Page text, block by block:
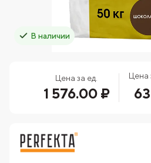
В наличии
Цена за ед.
1 576.00 ₽
Цена